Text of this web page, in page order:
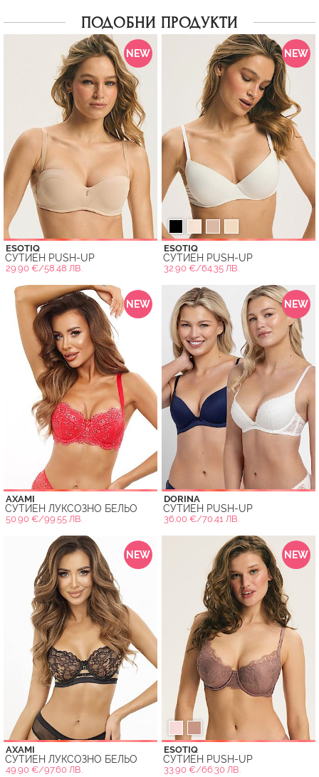
ПОДОБНИ ПРОДУКТИ
NEW
ESOTIQ
СУТИЕН PUSH-UP
29.90 €/58.48 ЛВ.
NEW
ESOTIQ
СУТИЕН PUSH-UP
32.90 €/64.35 ЛВ.
NEW
AXAMI
СУТИЕН ЛУКСОЗНО БЕЛЬО
50.90 €/99.55 ЛВ.
NEW
DORINA
СУТИЕН PUSH-UP
36.00 €/70.41 ЛВ.
NEW
AXAMI
СУТИЕН ЛУКСОЗНО БЕЛЬО
49.90 €/97.60 ЛВ.
NEW
ESOTIQ
СУТИЕН PUSH-UP
33.90 €/66.30 ЛВ.